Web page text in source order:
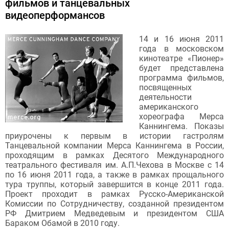
фильмов и танцевальных
видеоперформансов
14 и 16 июня 2011
года в московском
кинотеатре «Пионер»
будет представлена
программа фильмов,
посвященных
деятельности
американского
хореографа Мерса
Каннингема. Показы
приурочены к первым в истории гастролям
Танцевальной компании Мерса Каннингема в России,
проходящим в рамках Десятого Международного
театрального фестиваля им. А.П.Чехова в Москве с 14
по 16 июня 2011 года, а также в рамках прощального
тура труппы, который завершится в конце 2011 года.
Проект проходит в рамках Русско-Американской
Комиссии по Сотрудничеству, созданной президентом
РФ Дмитрием Медведевым и президентом США
Бараком Обамой в 2010 году.